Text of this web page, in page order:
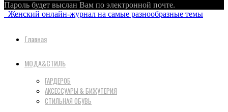
Пароль будет выслан Вам по электронной почте.
Женский онлайн-журнал на самые разнообразные темы
Главная
МОДА&СТИЛЬ
ГАРДЕРОБ
АКСЕССУАРЫ & БИЖУТЕРИЯ
СТИЛЬНАЯ ОБУВЬ